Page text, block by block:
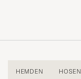
HEMDEN HOSEN